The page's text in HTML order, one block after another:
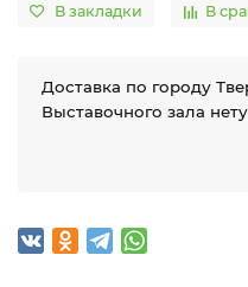
В закладки В
Доставка по городу
Выставочного зала